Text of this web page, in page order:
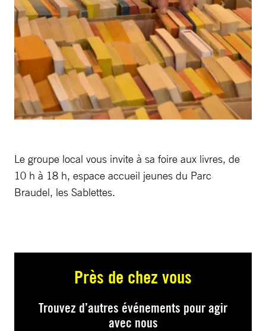
Le groupe local vous invite à sa foire aux livres, de
10 h à 18 h, espace accueil jeunes du Parc
Braudel, les Sablettes.
Près de chez vous
Trouvez d’autres événements pour agir
avec nous